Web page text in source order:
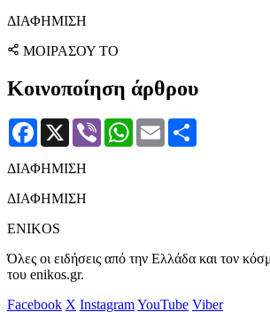
ΔΙΑΦΗΜΙΣΗ
ΜΟΙΡΑΣΟΥ ΤΟ
Κοινοποίηση άρθρου
Facebook
X Viber WhatsApp
Email
ΔΙΑΦΗΜΙΣΗ
ΔΙΑΦΗΜΙΣΗ
ENIKOS
Όλες οι ειδήσεις από την Ελλάδα και τον
του enikos.gr.
Facebook X InstagramYouTube Viber